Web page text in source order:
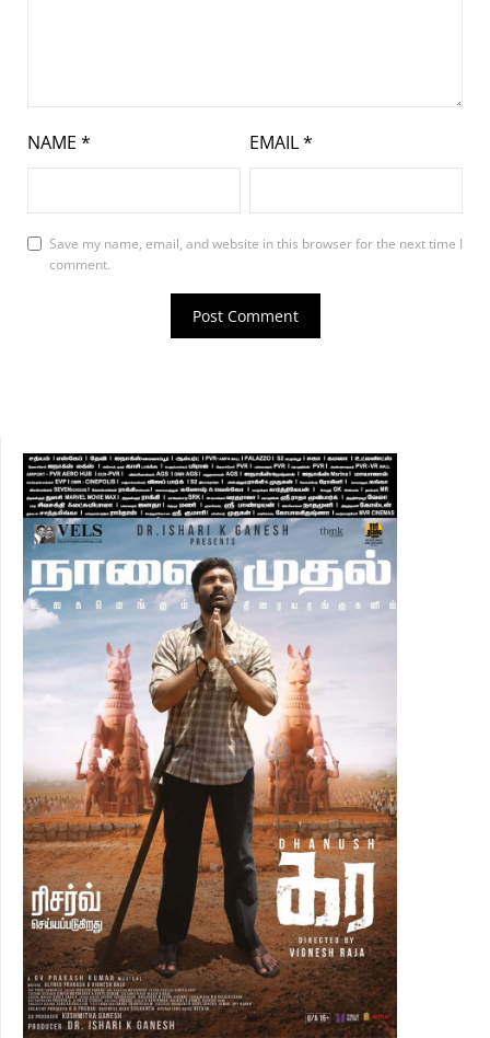
NAME * EMAIL*
Save my name, email, and website in this browser for the next time I
comment.